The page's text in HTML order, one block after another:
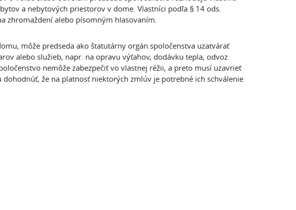
a nebytových priestorov v dome. Vlastníci podľa § 14 ods.
zhromaždení alebo písomným hlasovaním.
môže predseda ako štatutárny orgán spoločenstva uzatvárať
alebo služieb, napr. na opravu výťahov, dodávku tepla, odvoz
nemôže zabezpečiť vo vlastnej réžii, a preto musí uzavrieť
že na platnosť niektorých zmlúv je potrebné ich schválenie